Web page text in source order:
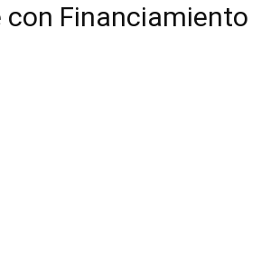
con Financiamiento